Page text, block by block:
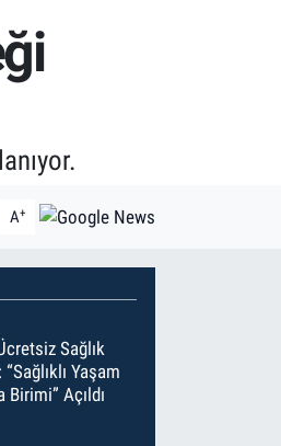
A+
Sağlık
Yaşam
Birimi” Açıldı